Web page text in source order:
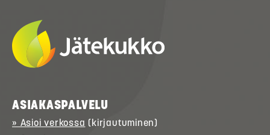
ASIAKASPALVELU
» Asioi verkossa (kirjautuminen)